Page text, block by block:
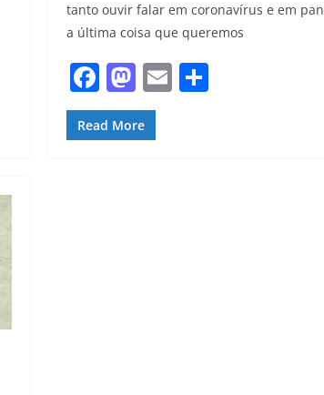
tanto ouvir falar em coronavírus e em
a última coisa que queremos
F
a
c
M
a
st
E S
Read More